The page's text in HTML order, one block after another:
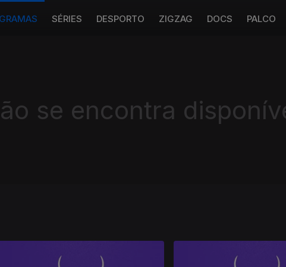
SÉRIES DESPORTO ZIGZAG DOCS PALCO
se encontra